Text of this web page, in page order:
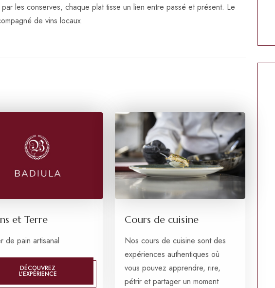
les conserves, chaque plat tisse un lien entre passé et présent. Le
de vins locaux.
et Terre
de pain artisanal
DÉCOUVREZ
L'EXPÉRIENCE
Cours de cuisine
Nos cours de cuisine sont des
expériences authentiques où
vous pouvez apprendre, rire,
pétrir et partager un moment